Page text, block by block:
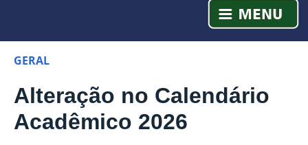
GERAL
Alteração no Calendário
Acadêmico 2026